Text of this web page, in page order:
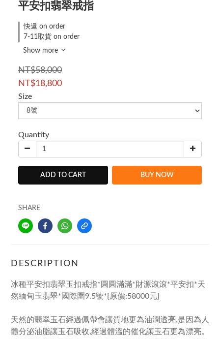
平安扣翡翠戒指
快遞 on order
7-11取貨 on order
Show more
NT$58,000
NT$18,800
Size
Quantity
ADD TO CART BUY NOW
SHARE
DESCRIPTION
冰種平安扣翡翠玉扣戒指*圓圓滿滿*財源滾滾*平安扣*天
然緬甸玉翡翠*國際圍9.5號*{原價:58000元}
天然的翡翠玉石經過佩帶會讓質地更為油潤透亮,是因為人
體分泌油脂讓玉石吸收,經過體溫的催化讓玉石更為漂亮。